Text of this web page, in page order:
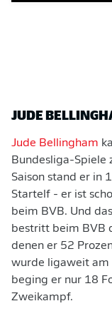
JUDE
Jude Bellingham
Bundesliga-Spiele
Saison stand er in
Startelf - er ist
beim BVB. Und
bestritt beim BVB
denen er 52
wurde ligaweit am
beging er nur 18
Zweikampf.